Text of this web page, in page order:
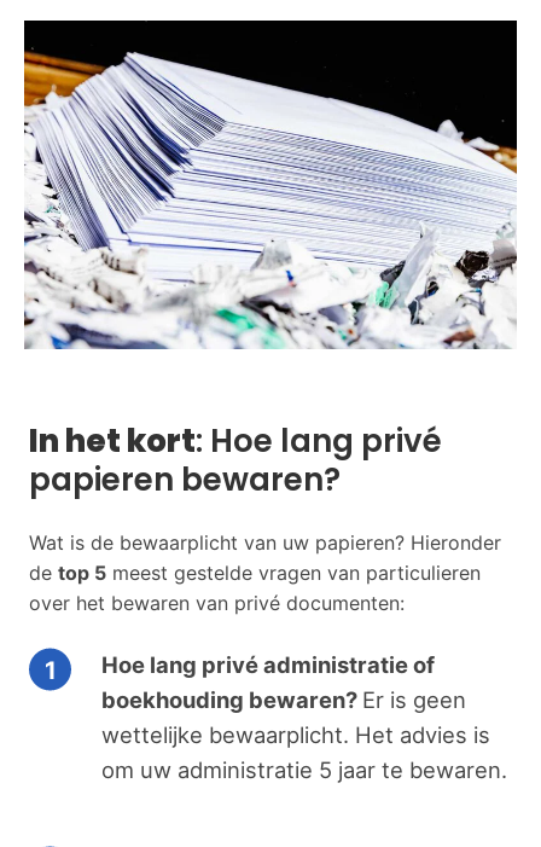
In het kort: Hoe lang privé
papieren bewaren?
Wat is de bewaarplicht van uw papieren? Hieronder
de top 5 meest gestelde vragen van particulieren
over het bewaren van privé documenten:
Hoe lang privé administratie of
boekhouding bewaren? Er is geen
wettelijke bewaarplicht. Het advies is
om uw administratie 5 jaar te bewaren.